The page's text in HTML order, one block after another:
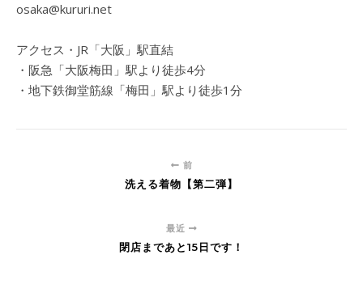
osaka@kururi.net
アクセス・JR「大阪」駅直結
・阪急「大阪梅田」駅より徒歩4分
・地下鉄御堂筋線「梅田」駅より徒歩1分
前
洗える着物【第二弾】
最近
閉店まであと15日です！